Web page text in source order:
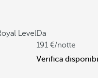
LevelDa
191
/notte
Verifica